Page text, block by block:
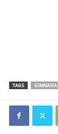
TAGS GIMNASIA